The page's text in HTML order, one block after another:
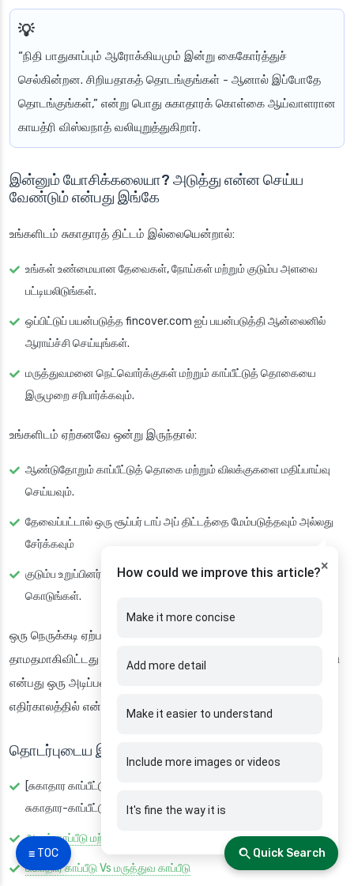
☰ TOC
“நிதி பாதுகாப்பும் ஆரோக்கியமும் இன்று கைகோர்த்துச்
செல்கின்றன. சிறியதாகத் தொடங்குங்கள் - ஆனால் இப்போதே
தொடங்குங்கள்,” என்று பொது சுகாதாரக் கொள்கை ஆய்வாளரான
காயத்ரி விஸ்வநாத் வலியுறுத்துகிறார்.
இன்னும் யோசிக்கலையா? அடுத்து என்ன செய்ய
வேண்டும் என்பது இங்கே
உங்களிடம் சுகாதாரத் திட்டம் இல்லையென்றால்:
உங்கள் உண்மையான தேவைகள், நோய்கள் மற்றும் குடும்ப அளவை
பட்டியலிடுங்கள்.
ஒப்பிட்டுப் பயன்படுத்த fincover.com ஐப் பயன்படுத்தி ஆன்லைனில்
ஆராய்ச்சி செய்யுங்கள்.
மருத்துவமனை நெட்வொர்க்குகள் மற்றும் காப்பீட்டுத் தொகையை
இருமுறை சரிபார்க்கவும்.
உங்களிடம் ஏற்கனவே ஒன்று இருந்தால்:
ஆண்டுதோறும் காப்பீட்டுத் தொகை மற்றும் விலக்குகளை மதிப்பாய்வு
செய்யவும்.
தேவைப்பட்டால் ஒரு சூப்பர் டாப் அப் திட்டத்தை மேம்படுத்தவும் அல்லது
சேர்க்கவும்
குடும்ப உறுப்பினர்களுக்கு எப்படி உரிமை கோருவது என்று கற்றுக்
கொடுங்கள்.
ஒரு நெருக்கடி ஏற்படும் வரை காத்திருக்காதீர்கள், அது மிகவும்
தாமதமாகிவிட்டது என்பதை உணருங்கள். 2025 இல் சுகாதார காப்பீடு
என்பது ஒரு அடிப்படை வீட்டுத் தேவை. இன்றே நடவடிக்கை எடுப்பது
எதிர்காலத்தில் என்ன நடந்தாலும் பாதுகாப்பாக இருக்க உதவும்.
தொடர்புடைய இணைப்புகள்
[சுகாதார காப்பீட்டுத் திட்டங்களை ஒப்பிடுக](/காப்பீடு/சுகாதாரம்/
சுகாதார-காப்பீட்டுத் திட்டங்களை ஒப்பிடுக/)
ஆயுள் காப்பீடு மற்றும் சுகாதார காப்பீடு
சுகாதார காப்பீடு Vs மருத்துவ காப்பீடு
×
How could we improve this article?
Make it more concise
Add more detail
Make it easier to understand
Include more images or videos
It's fine the way it is
Quick Search